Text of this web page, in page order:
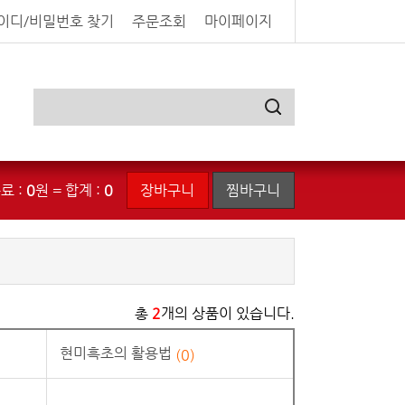
디/비밀번호 찾기 주문조회 마이페이지
: 0원 = 합계 : 0 장바구니 찜바구니
총 2개의 상품이 있습니다.
현미흑초의 활용법 (0)